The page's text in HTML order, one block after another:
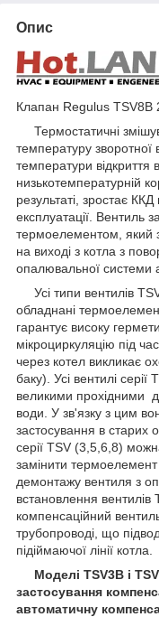
Опис
Клапан Regulus TSV8B
Термостатичні
температуру зворотної
температури відкриття
низькотемпературній
результаті, зростає
експлуатації. Вентиль
термоелементом, який
на виході з котла з
опалювальної системи
Усі типи вентилів
обладнані
гарантує високу
мікроциркуляцію під
через котел викликає
баку). Усі вентилі
великими прохідними
води. У зв'язку з цим
застосування в старих
серії TSV (3,5,6,8)
замінити
демонтажу вентиля з
встановлення вентилів
компенсаційний
трубопроводі, що
підіймаючої лінії котла.
Моделі TSV3B і
застосування
автоматичну